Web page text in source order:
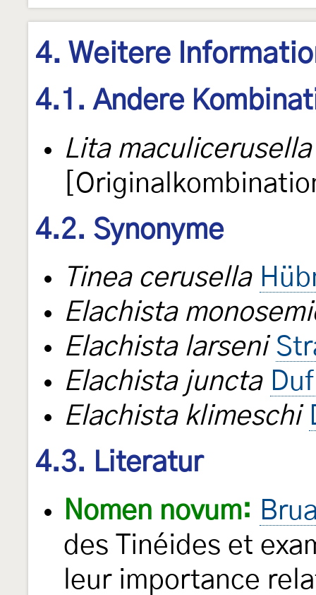
4. Weitere
4.1. Andere
Lita maculicerusella
4.2. Synonyme
Tinea cerusella
Elachista
Elachista larseni
Elachista juncta
Elachista klimeschi
4.3. Literatur
Nomen novum:
des Tinéides et
leur importance